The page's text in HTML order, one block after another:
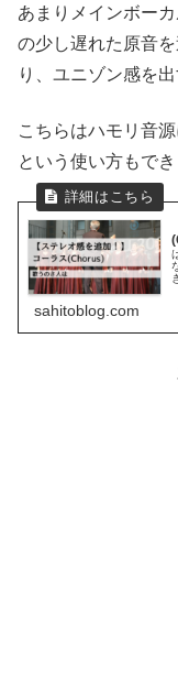
あまりメインボー
の少し遅れた原音
り、ユニゾン感を
こちらはハモリ音
という使い方もでき
sahitoblog.com